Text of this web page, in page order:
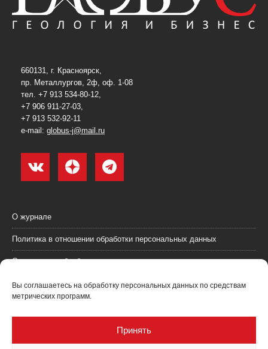
Вы соглашаетесь на обработку персональных данных по средствам
метрических программ.
Принять
660131, г. Красноярск,
пр. Металлургов, 2ф, оф. 1-08
тел. +7 913 534-80-12,
+7 906 911-27-03,
+7 913 532-92-11
e-mail: globus-j@mail.ru
О журнале
Политика в отношении обработки персональных данных
Согласие на обработку персональных данных
Пользовательское соглашение (оферта)